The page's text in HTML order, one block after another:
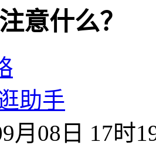
意什么？
助手
月08日 17时